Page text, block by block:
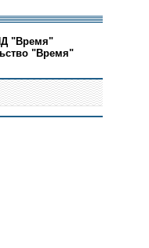
"Время"
"Время"